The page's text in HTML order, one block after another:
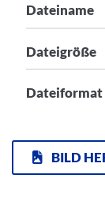
Dateiname
Dateigröße
Dateiformat
BILD